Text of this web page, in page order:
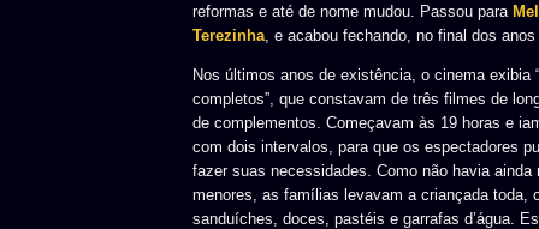
reformas e até de nome mudou. Passou para
Terezinha , e acabou fechando, no final dos
Nos últimos anos de existência, o cinema exibia
completos”, que constavam de três filmes de
de complementos. Começavam às 19 horas e
com dois intervalos, para que os espectadores
fazer suas necessidades. Como não havia ainda
menores, as famílias levavam a criançada toda,
sanduíches, doces, pastéis e garrafas d’água.